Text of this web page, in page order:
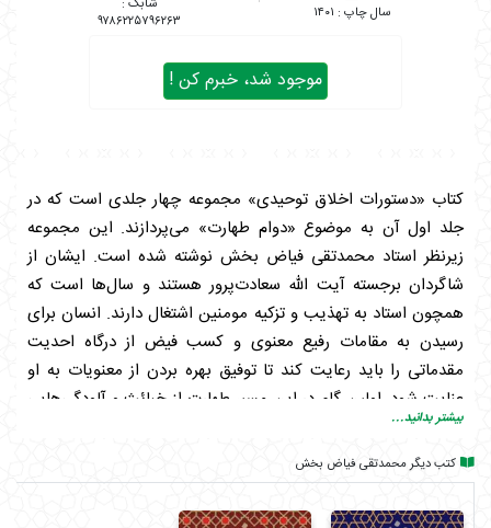
۱۴۰۱ ۹۷۸۶۲۲۵۷۹۶۲۶۳
موجود شد، خبرم کن !
کتاب «دستورات اخلاق توحیدی» مجموعه چهار جلدی است که در
جلد اول آن به موضوع «دوام طهارت» می‌پردازند. این مجموعه
زیرنظر استاد محمدتقی فیاض بخش نوشته شده است. ایشان از
شاگردان برجسته آیت الله سعادت‌پرور هستند و سال‌ها است که
همچون استاد به تهذیب و تزکیه مومنین اشتغال دارند. انسان برای
رسیدن به مقامات رفیع معنوی و کسب فیض از درگاه احدیت
مقدماتی را باید رعایت کند تا توفیق بهره بردن از معنویات به او
عنایت شود. اولین گام در این مسیر طهارت از خبائث و آلودگی‌هایی
است که ممکن است انسان در این جهان دچارشان گردد. گام اول در
مسیر رسیدن به طهارت درونی و پاک شدن نفس از تمام تعلقات و
مسائل دنیوی این است که انسان در ظاهر طهارت را رعایت نماید و
این شرط به معنای پاکی از نجاسات و مداومت بر داشتن وضو است.
بیشتر بدانید...
کتب دیگر محمدتقی فیاض بخش